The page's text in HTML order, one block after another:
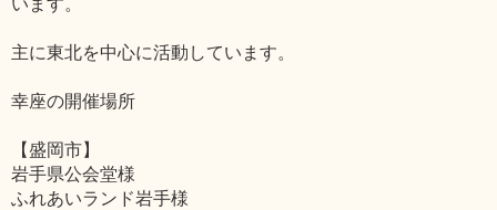
主に東北を中心に活動しています。
幸座の開催場所
【盛岡市】
岩手県公会堂様
ふれあいランド岩手様